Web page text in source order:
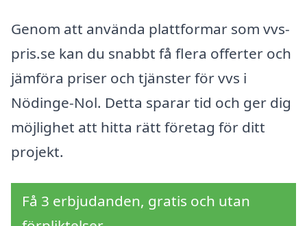
Genom att använda plattformar som vvs-
pris.se kan du snabbt få flera offerter och
jämföra priser och tjänster för vvs i
Nödinge-Nol. Detta sparar tid och ger dig
möjlighet att hitta rätt företag för ditt
projekt.
Få 3 erbjudanden, gratis och utan